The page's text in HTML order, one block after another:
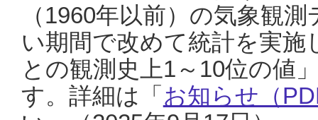
（1960年以前）の気象観
い期間で改めて統計を実
との観測史上1～10位の値
す。詳細は「 お知らせ（